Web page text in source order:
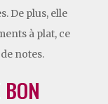
De plus, elle
à plat, ce
notes.